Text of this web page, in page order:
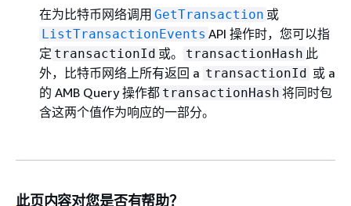
在为比特币网络调用 GetTransaction 或
ListTransactionEvents API 操作时，您可以指
定 transactionId 或。 transactionHash 此
外，比特币网络上所有返回 a transactionId 或 a
的 AMB Query 操作都 transactionHash 将同时包
含这两个值作为响应的一部分。
此页内容对您是否有帮助？